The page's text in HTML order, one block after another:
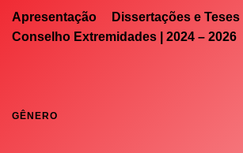
Apresentação Dissertações e Teses
Conselho Extremidades | 2024 – 2026
GÊNERO